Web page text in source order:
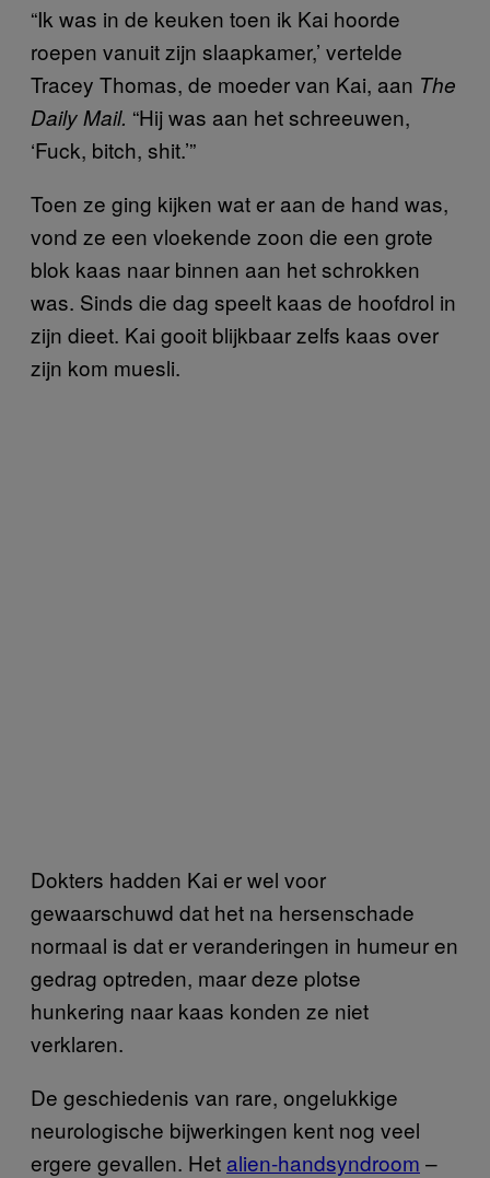
“Ik was in de keuken toen ik Kai hoorde
roepen vanuit zijn slaapkamer,’ vertelde
Tracey Thomas, de moeder van Kai, aan The
Daily Mail. “Hij was aan het schreeuwen,
‘Fuck, bitch, shit.’”
Toen ze ging kijken wat er aan de hand was,
vond ze een vloekende zoon die een grote
blok kaas naar binnen aan het schrokken
was. Sinds die dag speelt kaas de hoofdrol in
zijn dieet. Kai gooit blijkbaar zelfs kaas over
zijn kom muesli.
Dokters hadden Kai er wel voor
gewaarschuwd dat het na hersenschade
normaal is dat er veranderingen in humeur en
gedrag optreden, maar deze plotse
hunkering naar kaas konden ze niet
verklaren.
De geschiedenis van rare, ongelukkige
neurologische bijwerkingen kent nog veel
ergere gevallen. Het alien-handsyndroom –